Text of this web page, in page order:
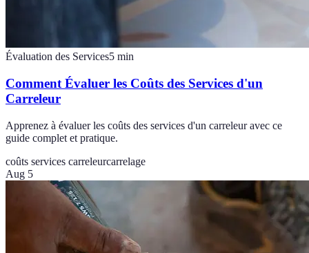
Évaluation des Services5 min
Comment Évaluer les Coûts des Services d'un
Carreleur
Apprenez à évaluer les coûts des services d'un carreleur avec ce
guide complet et pratique.
coûts services carreleurcarrelage
Aug 5